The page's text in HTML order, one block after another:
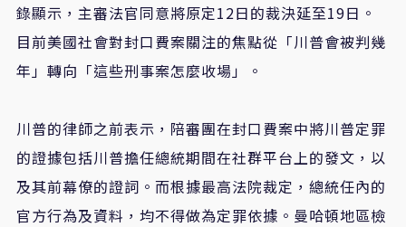
錄顯示，主審法官同意將原定12日的裁決延至19日。
目前美國社會對封口費案關注的焦點從「川普會被判幾
年」轉向「這些刑事案怎麼收場」。
川普的律師之前表示，陪審團在封口費案中將川普定罪
的證據包括川普擔任總統期間在社群平台上的發文，以
及其前幕僚的證詞。而根據最高法院裁定，總統任內的
官方行為及資料，均不得做為定罪依據。曼哈頓地區檢